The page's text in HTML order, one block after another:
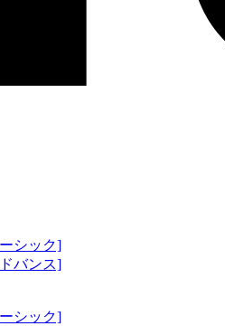
シック]
バンス]
シック]